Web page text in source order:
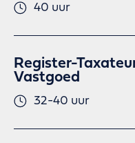
40 uur
Register-
Vastgoed
32-40 uur